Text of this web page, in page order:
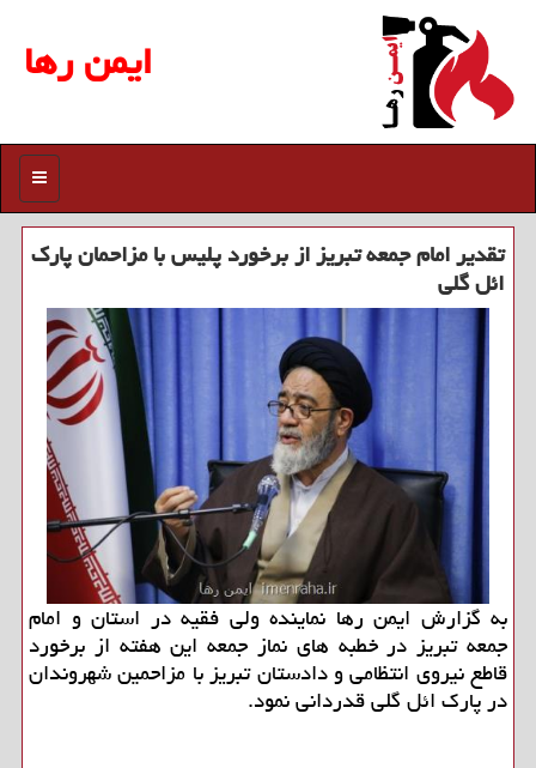
ایمن رها
منو
تقدیر امام جمعه تبریز از برخورد پلیس با مزاحمان پارك
ائل گلی
به گزارش ایمن رها نماینده ولی فقیه در استان و امام
جمعه تبریز در خطبه های نماز جمعه این هفته از برخورد
قاطع نیروی انتظامی و دادستان تبریز با مزاحمین شهروندان
در پارك ائل گلی قدردانی نمود.